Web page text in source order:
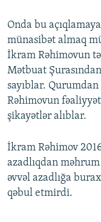
Onda bu
münasibət almaq
İkram Rəhimovun
Mətbuat Şurasından
sayıblar.
Rəhimovun
şikayətlər alıblar.
İkram Rəhimov
azadlıqdan
əvvəl azadlığa
qəbul etmirdi.